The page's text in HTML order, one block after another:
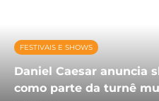
FESTIVAIS E SHOWS
Daniel Caesar anuncia
como parte da turnê